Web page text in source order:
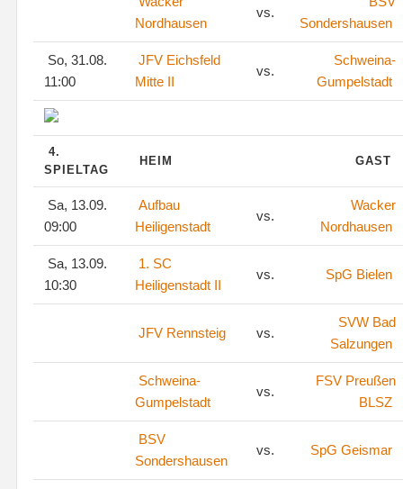
Nordhausen
vs.
Sondershausen
So, 31.08.
11:00
JFV Eichsfeld
Mitte II
vs.
Schweina-
Gumpelstadt
4.
SPIELTAG
HEIM GAST
Sa, 13.09.
09:00
Aufbau
Heiligenstadt
vs.
Wacker
Nordhausen
Sa, 13.09.
10:30
1. SC
Heiligenstadt II
vs. SpG Bielen
JFV Rennsteig vs.
SVW Bad
Salzungen
Schweina-
Gumpelstadt
vs.
FSV Preußen
BLSZ
BSV
Sondershausen
vs. SpG Geismar